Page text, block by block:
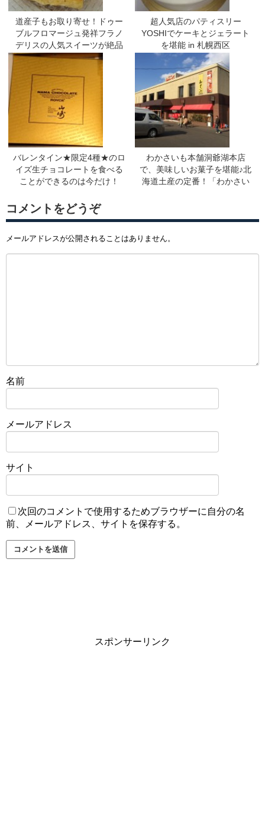
道産子もお取り寄せ！ドゥー
ブルフロマージュ発祥フラノ
デリスの人気スイーツが絶品
超人気店のパティスリー
YOSHIでケーキとジェラート
を堪能 in 札幌西区
バレンタイン★限定4種★のロ
イズ生チョコレートを食べる
ことができるのは今だけ！
わかさいも本舗洞爺湖本店
で、美味しいお菓子を堪能♪北
海道土産の定番！「わかさい
コメントをどうぞ
メールアドレスが公開されることはありません。
名前
メールアドレス
サイト
次回のコメントで使用するためブラウザーに自分の名
前、メールアドレス、サイトを保存する。
スポンサーリンク